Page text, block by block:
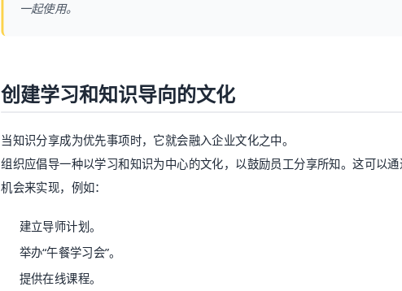
一起使用。
创建学习和知识导向的文化
当知识分享成为优先事项时，它就会融入企业文化之中。
组织应倡导一种以学习和知识为中心的文化，以鼓励员工分享所知。这可以
机会来实现，例如：
建立导师计划。
举办“午餐学习会”。
提供在线课程。